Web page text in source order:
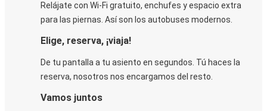
Relájate con Wi-Fi gratuito, enchufes y espacio extra
para las piernas. Así son los autobuses modernos.
Elige, reserva, ¡viaja!
De tu pantalla a tu asiento en segundos. Tú haces la
reserva, nosotros nos encargamos del resto.
Vamos juntos